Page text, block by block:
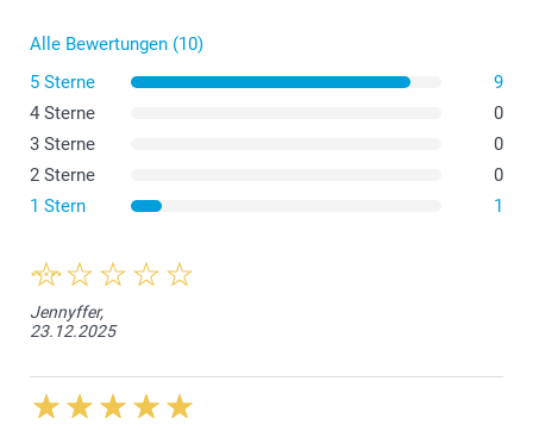
Alle Bewertungen (10)
5 Sterne
9
4 Sterne
0
3 Sterne
0
2 Sterne
0
1 Stern
1
Jennyffer,
23.12.2025